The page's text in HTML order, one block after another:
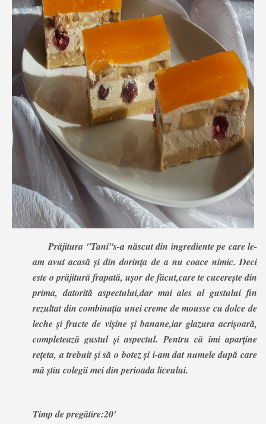
Prăjitura ''Tani''s-a născut din ingrediente pe care le-
am avut acasă și din dorința de a nu coace nimic. Deci
este o prăjitură frapată, ușor de făcut,care te cucerește din
prima, datorită aspectului,dar mai ales al gustului fin
rezultat din combinația unei creme de mousse cu dolce de
leche și fructe de vișine și banane,iar glazura acrișoară,
completează gustul și aspectul. Pentru că îmi aparține
rețeta, a trebuit și să o botez și i-am dat numele după care
mă știu colegii mei din perioada liceului.
Timp de pregătire:20'